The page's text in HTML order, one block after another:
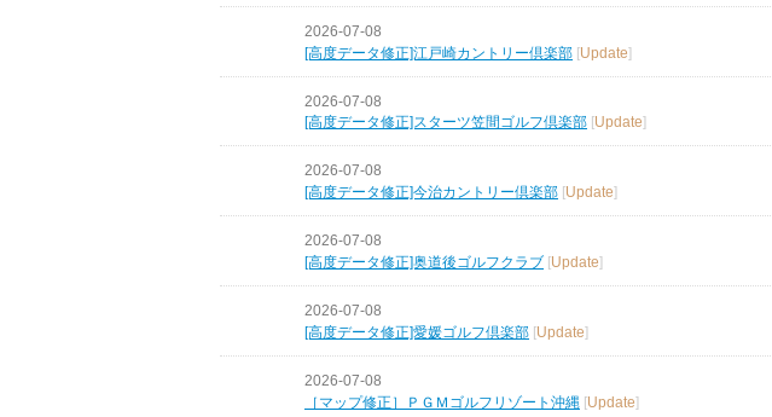
2026-07-08
[高度データ修正]江戸崎カントリー倶楽部 [Update]
2026-07-08
[高度データ修正]スターツ笠間ゴルフ倶楽部 [Update]
2026-07-08
[高度データ修正]今治カントリー倶楽部 [Update]
2026-07-08
[高度データ修正]奥道後ゴルフクラブ [Update]
2026-07-08
[高度データ修正]愛媛ゴルフ倶楽部 [Update]
2026-07-08
［マップ修正］ＰＧＭゴルフリゾート沖縄 [Update]